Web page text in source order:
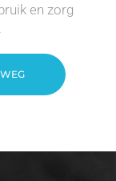
en zorg